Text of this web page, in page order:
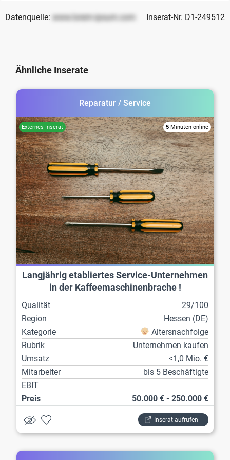
Datenquelle: www.lorem-ipsum.com Inserat-Nr. D1-249512
Ähnliche Inserate
Reparatur / Service
5 Minuten online
Langjährig etabliertes Service-Unternehmen
in der Kaffeemaschinenbrache !
Qualität
29/100
Region
Hessen (DE)
Kategorie
Altersnachfolge
Rubrik
Unternehmen kaufen
Umsatz
<1,0 Mio. €
Mitarbeiter
bis 5 Beschäftigte
EBIT
Preis
50.000 € - 250.000 €
Inserat aufrufen